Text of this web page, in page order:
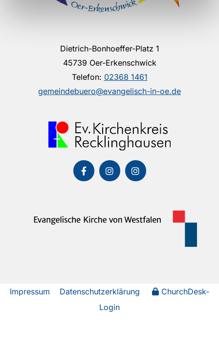
Dietrich-Bonhoeffer-Platz 1
45739 Oer-Erkenschwick
Telefon: 02368 1461
gemeindebuero@evangelisch-in-oe.de
Impressum Datenschutzerklärung
ChurchDesk-
Login